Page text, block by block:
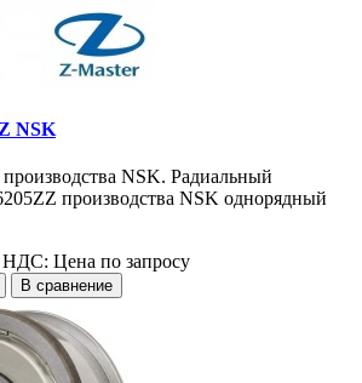
NSK
NSK. Радиальный
производства NSK однорядный
НДС: Цена по запросу
В сравнение